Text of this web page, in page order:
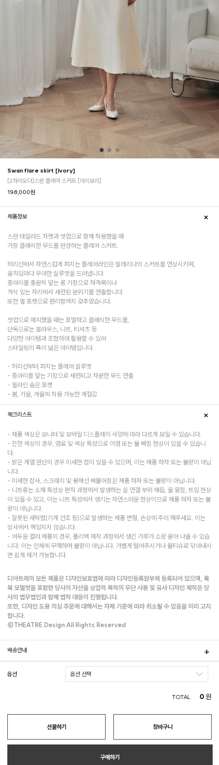
Swan flare skirt [Ivory]
[2차리오더]스완 플레어 스커트 [아이보리]
198,000원
제품정보
스완 테일러드 자켓과 셋업으로 함께 착용했을 때
가장 클래식한 무드를 완성하는 플레어 스커트.
허리선에서 자연스럽게 퍼지는 플레어라인은 발레리나의 스커트를 연상시키며,
움직임마다 우아한 실루엣을 드러냅니다.
종아리를 충분히 덮는 롱 기장으로 하객룩이나
격식 있는 자리에서 세련된 분위기를 연출합니다.
또한 옆 포켓으로 편리함까지 갖추었습니다.
셋업으로 매치했을 때는 포멀하고 클래식한 무드를,
단독으로는 블라우스, 니트, 티셔츠 등
다양한 아이템과 조합하여 활용할 수 있어
스타일링의 폭이 넓은 아이템입니다.
- 허리선부터 퍼지는 플레어 실루엣
- 종아리를 덮는 기장으로 세련되고 차분한 무드 연출
- 옆라인 숨은 포켓
- 봄, 가을, 겨울에 착용 가능한 계절감
체크리스트
- 제품 색상은 모니터 및 모바일 디스플레이 사양에 따라 다르게 보일 수 있습니다.
- 진한 색상의 경우, 염료 및 색상 특성으로 이염 또는 물 빠짐 현상이 있을 수 있습니
다.
- 밝은 계열 원단의 경우 미세한 점이 있을 수 있으며, 이는 제품 하자 또는 불량이 아닙
니다.
- 미세한 잡사, 스크래치 및 봉제선 삐뚤어짐은 제품 하자 또는 불량이 아닙니다.
- 니트류는 소재 특성상 편직 과정에서 발생하는 실 연결 부위 매듭, 올 뭉침, 트임 현상
이 있을 수 있고, 이는 니트 특성에서 생기는 자연스러운 현상이므로 제품 하자 또는 불
량이 아닙니다.
- 잘못된 세탁법(기계 건조 등)으로 발생하는 제품 변형, 손상에 주의 해주세요. 이는
당사에서 책임지지 않습니다.
- 어두운 컬러 제품의 경우, 폴리백 제작 과정에서 생긴 가루가 소량 묻어 나올 수 있습
니다. 이는 인체에 무해하며 불량이 아닙니다. 가볍게 털어주시거나 물티슈로 닦아내시
면 쉽게 제거 가능합니다.
디아트레의 모든 제품은 디자인보호법에 따라 디자인등록원부에 등록되어 있으며, 룩
북 모델컷을 포함한 당사의 자산을 상업적 목적의 무단 사용 및 유사 디자인 제작은 당
사의 법무법인과 함께 법적 대응이 진행됩니다.
또한, 디자인 도용 의심 주문에 대해서는 자체 기준에 따라 취소될 수 있음을 미리 고지
합니다.
©THEATRE Design All Rights Reserved
배송안내
옵션
TOTAL 0 원
선물하기 장바구니
구매하기